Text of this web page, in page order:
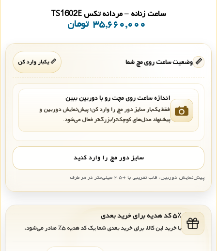
ساعت زنانه – مردانه تکس TS1602E
۳۵,۶۶۰,۰۰۰ تومان
📏 وضعیت ساعت روی مچ شما 📏 یکبار وارد کن
اندازه ساعت روی مچت رو با دوربین ببین
فقط یک‌بار سایز دور مچ را وارد کن؛ پیش‌نمایش دوربین و
پیشنهاد مدل‌های کوچک‌تر/بزرگ‌تر فعال می‌شود.
سایز دور مچ را وارد کنید
پیش‌نمایش دوربین: قاب تقریبی با +۲.۵ میلی‌متر در هر طرف
۵٪ کد هدیه برای خرید بعدی
با خرید این کالا، برای خرید بعدی شما یک کد هدیه۵٪ صادر می‌شود.